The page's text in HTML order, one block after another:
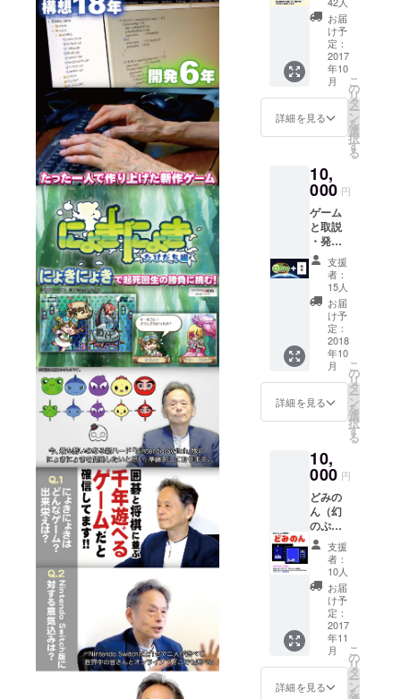
1/200と
なりま
す。500
人のご
支援者
様がい
た場合
は1/500
ス後、
こちら
する
メール
アドレ
スへ
mp3な
どデジ
タル
データ
（1MB
以内）
を送付
くださ
しくは
指定す
予定）
に電話
いたし
ますの
で、そ
の通話
から録
音いた
しま
す。電
話希望
の方は
メッ
セージ
に「電
望」と
その名
「にょ
きま
ん」で
す。 ・
限定
「にょ
きま
ん」１
り１箱
・にょ
きまん
とは、
にょき
にょき
型まん
じゅう
です。
＊
「にょ
きま
ん」は
コンパ
イル〇
株式会
社の登
よま
ん」は
株式会
社D4エ
ンター
プライ
ズの登
録商標
です。
お届
け予
定：
2017
年10
月
詳細を見る
こ
の
リ
タ
ー
ン
を
選
択
す
る
10,
000 円
ゲーム
と取説
・発売
日に
Nintend
oSwitch
「にょ
きにょ
き宇宙
征服
編」
パッ
ケージ
版と、
限定取
扱説明
届けし
ます。
支援
者：
15人
お届
け予
定：
2018
年10
月
詳細を見る
こ
の
リ
タ
ー
ン
を
選
択
す
る
10,
000 円
どみの
ん（幻
のぷよ
ぷよ零
MSX２
版） あ
の幻の
ぷよぷ
よ零を
倉庫か
ら発
見！
MSX2R
OM版と
支援
者：
10人
お届
け予
定：
2017
年11
月
詳細を見る
こ
の
リ
タ
ー
ン
を